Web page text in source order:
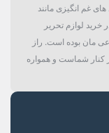
غم انگیزی مانند
لوازم تحریر
مان بوده است. راز
کنار شماست و همواره